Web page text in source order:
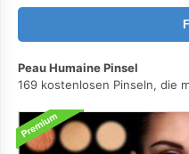
Peau Humaine Pinsel
169 kostenlosen Pinseln, die